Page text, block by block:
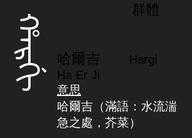
ᡥᠠᡵᡤᡳ
群體
哈爾吉
Hargi
Ha Er Ji
意思
哈爾吉（滿語：水流湍
急之處，芥菜）